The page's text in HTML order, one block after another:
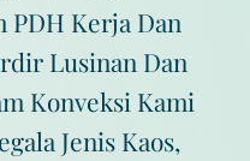
PDH Kerja Dan
Lusinan Dan
Konveksi Kami
Jenis Kaos,